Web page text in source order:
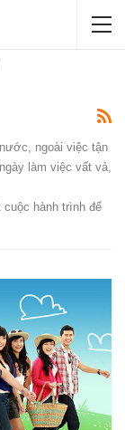
ngoài việc tận
làm việc vất vả,
cuộc hành trình để